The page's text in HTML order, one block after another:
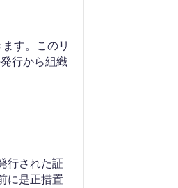
す。このリ
行から組織
行された証
に是正措置